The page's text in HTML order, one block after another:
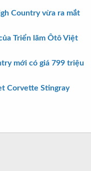
Country vừa ra mắt
Triển lãm Ôtô Việt
mới có giá 799 triệu
Corvette Stingray